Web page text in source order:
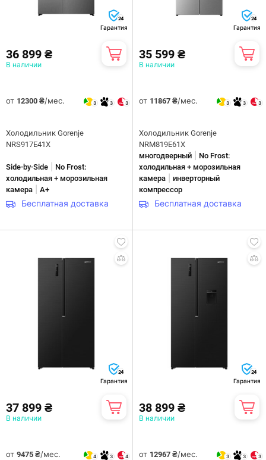
24
Гарантия
36 899 ₴
В наличии
от 12300 ₴/мес. 3 3 3
Холодильник Gorenje
NRS917E41X
Side-by-Side
No Frost:
холодильная + морозильная
камера
A+
Бесплатная доставка
24
Гарантия
35 599 ₴
В наличии
от 11867 ₴/мес. 3 3 3
Холодильник Gorenje
NRM819E61X
многодверный
No Frost:
холодильная + морозильная
камера
инверторный
компрессор
Бесплатная доставка
24
Гарантия
37 899 ₴
В наличии
от 9475 ₴/мес. 4 3 4
24
Гарантия
38 899 ₴
В наличии
от 12967 ₴/мес. 3 3 3